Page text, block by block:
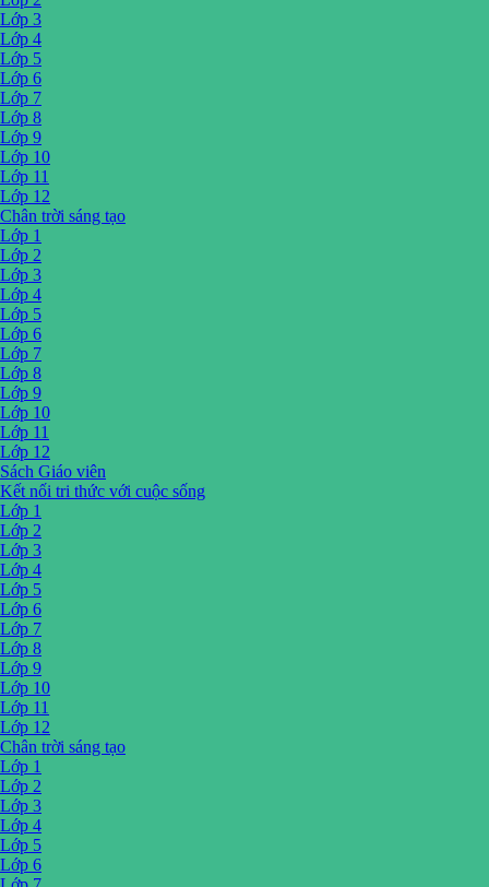
Lớp 3
Lớp 4
Lớp 5
Lớp 6
Lớp 7
Lớp 8
Lớp 9
Lớp 10
Lớp 11
Lớp 12
Chân trời sáng tạo
Lớp 1
Lớp 2
Lớp 3
Lớp 4
Lớp 5
Lớp 6
Lớp 7
Lớp 8
Lớp 9
Lớp 10
Lớp 11
Lớp 12
Sách Giáo viên
Kết nối tri thức với cuộc sống
Lớp 1
Lớp 2
Lớp 3
Lớp 4
Lớp 5
Lớp 6
Lớp 7
Lớp 8
Lớp 9
Lớp 10
Lớp 11
Lớp 12
Chân trời sáng tạo
Lớp 1
Lớp 2
Lớp 3
Lớp 4
Lớp 5
Lớp 6